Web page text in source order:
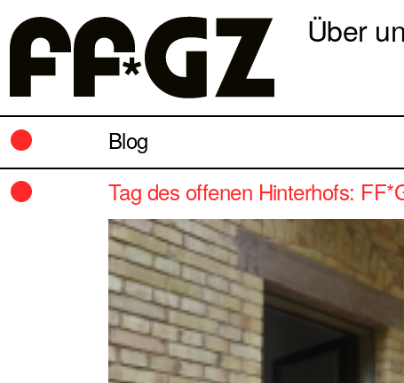
Über
Blog
Tag des offenen Hinterhofs: